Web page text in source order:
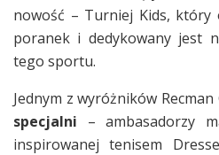
nowość – Turniej Kids, który
poranek i dedykowany jest
tego sportu.
Jednym z wyróżników
specjalni – ambasadorzy
inspirowanej tenisem